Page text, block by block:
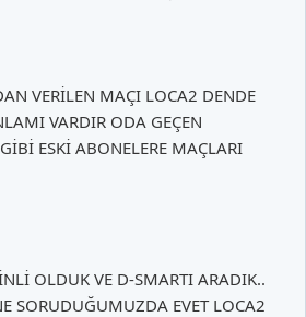
VERİLEN MAÇI LOCA2 DENDE
VARDIR ODA GEÇEN
ESKİ ABONELERE MAÇLARI
OLDUK VE D-SMARTI ARADIK..
SORUDUĞUMUZDA EVET LOCA2